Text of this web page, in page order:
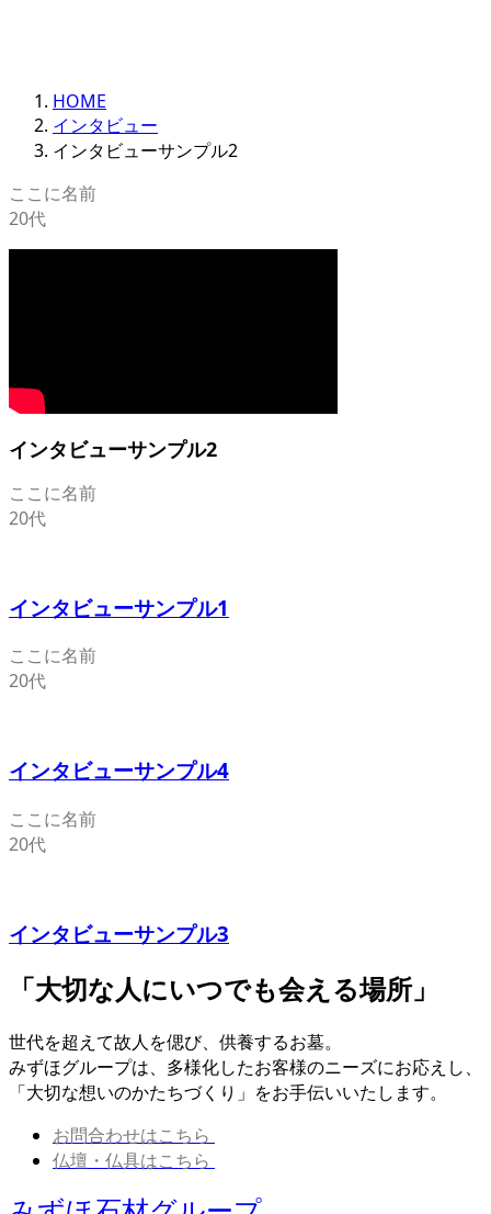
HOME
インタビュー
インタビューサンプル2
ここに名前
20代
インタビューサンプル2
ここに名前
20代
インタビューサンプル1
ここに名前
20代
インタビューサンプル4
ここに名前
20代
インタビューサンプル3
「大切な人にいつでも会える場所」
世代を超えて故人を偲び、供養するお墓。
みずほグループは、多様化したお客様のニーズにお応えし、
「大切な想いのかたちづくり」をお手伝いいたします。
お問合わせはこちら
仏壇・仏具はこちら